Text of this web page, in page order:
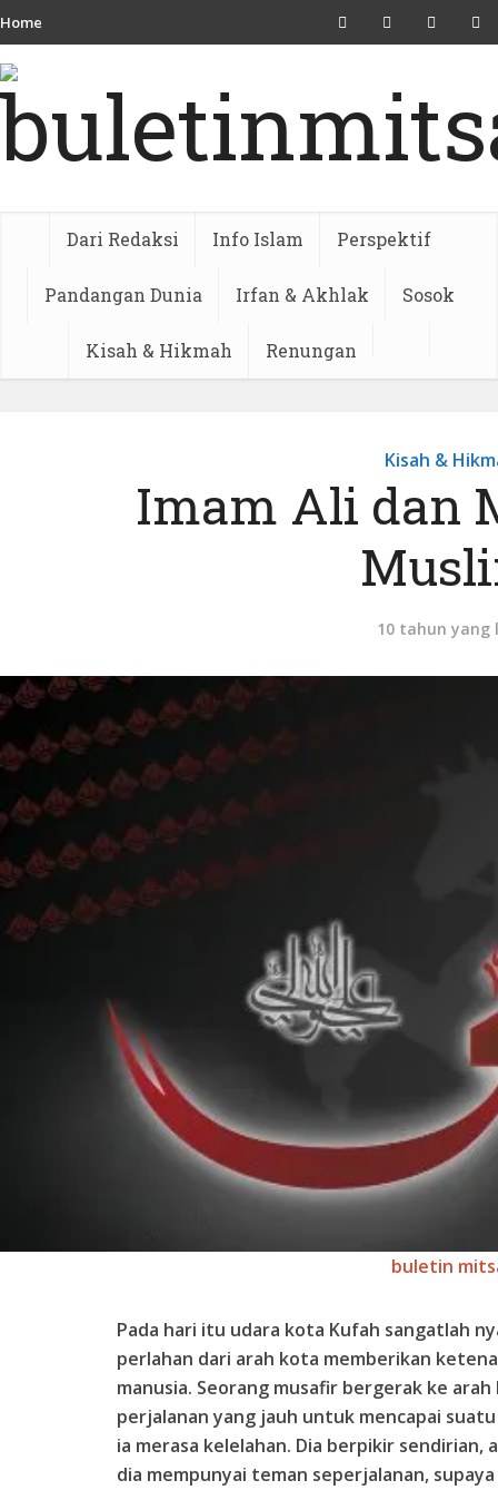
Home
Dari Redaksi Info Islam Perspektif
Pandangan Dunia Irfan & Akhlak Sosok
Kisah & Hikmah Renungan
Kisah &
Imam Ali dan
10 tahun yang
buletin
Pada hari itu udara kota Kufah sangatlah
perlahan dari arah kota memberikan
manusia. Seorang musafir bergerak ke
perjalanan yang jauh untuk mencapai
ia merasa kelelahan. Dia berpikir sendirian,
dia mempunyai teman seperjalanan,